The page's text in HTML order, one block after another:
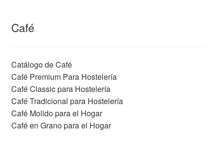
Café
Catálogo de Café
Café Premium Para Hostelería
Café Classic para Hostelería
Café Tradicional para Hostelería
Café Molido para el Hogar
Café en Grano para el Hogar